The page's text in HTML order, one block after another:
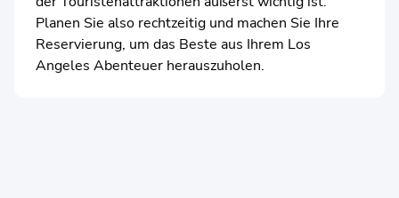
Planen Sie also rechtzeitig und machen Sie Ihre
Reservierung, um das Beste aus Ihrem Los
Angeles Abenteuer herauszuholen.